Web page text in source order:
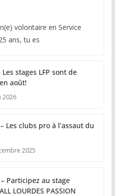
volontaire en Service
ans, tu es
Les stages LFP sont de
août!
2026
Les clubs pro à l’assaut du
2025
– Participez au stage
LOURDES PASSION